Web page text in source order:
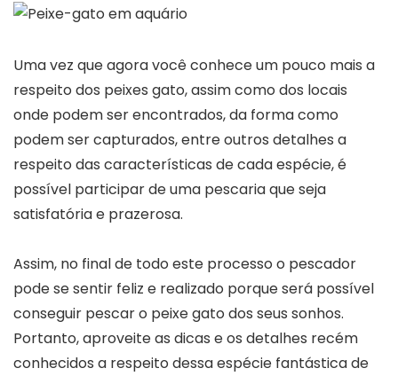
Uma vez que agora você conhece um pouco mais a
respeito dos peixes gato, assim como dos locais
onde podem ser encontrados, da forma como
podem ser capturados, entre outros detalhes a
respeito das características de cada espécie, é
possível participar de uma pescaria que seja
satisfatória e prazerosa.
Assim, no final de todo este processo o pescador
pode se sentir feliz e realizado porque será possível
conseguir pescar o peixe gato dos seus sonhos.
Portanto, aproveite as dicas e os detalhes recém
conhecidos a respeito dessa espécie fantástica de